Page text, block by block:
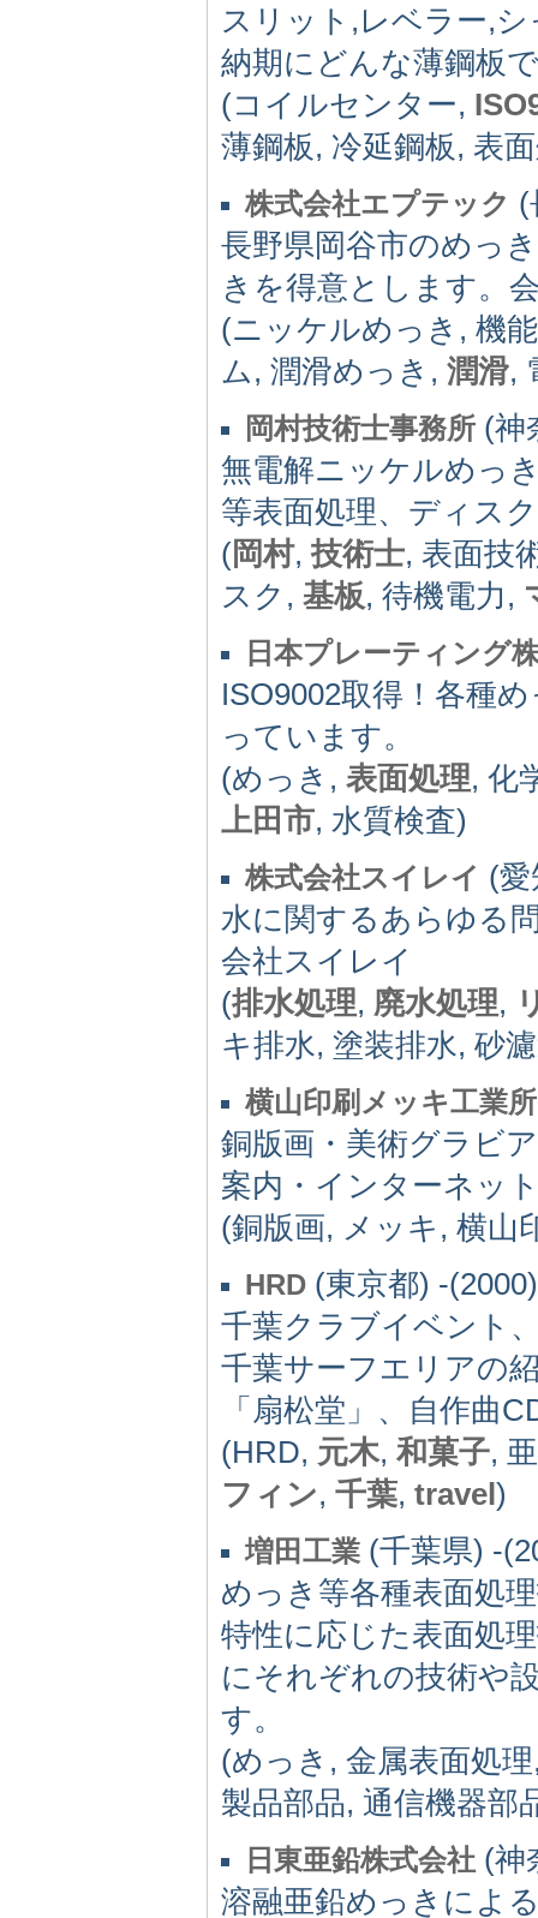
スリット,レベラー,
納期にどんな薄鋼板
(コイルセンター,
薄鋼板, 冷延鋼板, 表
株式会社エプテック (
長野県岡谷市のめっ
きを得意とします。
(ニッケルめっき, 機
ム, 潤滑めっき, 潤滑,
岡村技術士事務所 (神
無電解ニッケルめっ
等表面処理、ディス
(岡村,技術士, 表面技
スク, 基板, 待機電力,
日本プレーティング
ISO9002取得！各種
っています。
(めっき, 表面処理, 化
上田市, 水質検査)
株式会社スイレイ (
水に関するあらゆる
会社スイレイ
(排水処理, 廃水処理,
キ排水, 塗装排水, 砂
横山印刷メッキ工業所
銅版画・美術グラビ
案内・インターネッ
(銅版画, メッキ, 横山
HRD (東京都) -(2000)
千葉クラブイベント
千葉サーフエリアの
「扇松堂」、自作曲
(HRD, 元木, 和菓子,
フィン, 千葉, travel)
増田工業 (千葉県) -
めっき等各種表面処
特性に応じた表面処
にそれぞれの技術や
す。
(めっき, 金属表面処
製品部品, 通信機器部
日東亜鉛株式会社 (神
溶融亜鉛めっきによ